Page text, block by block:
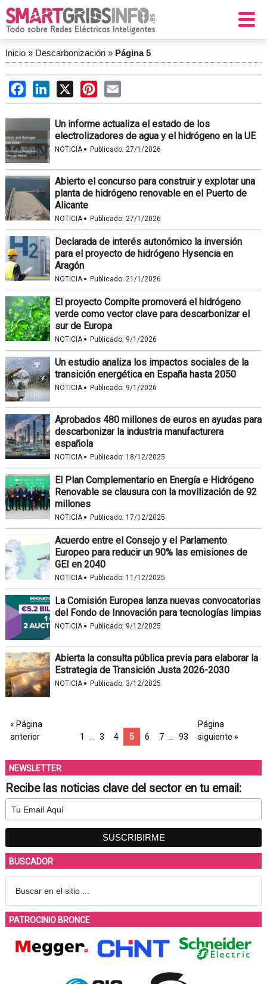
Inicio» Descarbonización» Página 5
FacebookLinkedIn
X PinterestEmail
Un informe actualiza el estado de los
electrolizadores de agua y el hidrógeno en la UE
NOTICIA· Publicado: 27/1/2026
Abierto el concurso para construir y explotar una
planta de hidrógeno renovable en el Puerto de
Alicante
NOTICIA· Publicado: 27/1/2026
Declarada de interés autonómico la inversión
para el proyecto de hidrógeno Hysencia en
Aragón
NOTICIA· Publicado: 21/1/2026
El proyecto Compite promoverá el hidrógeno
verde como vector clave para descarbonizar el
sur de Europa
NOTICIA· Publicado: 9/1/2026
Un estudio analiza los impactos sociales de la
transición energética en España hasta 2050
NOTICIA· Publicado: 9/1/2026
Aprobados 480 millones de euros en ayudas para
descarbonizar la industria manufacturera
española
NOTICIA· Publicado: 18/12/2025
El Plan Complementario en Energía e Hidrógeno
Renovable se clausura con la movilización de 92
millones
NOTICIA· Publicado: 17/12/2025
Acuerdo entre el Consejo y el Parlamento
Europeo para reducir un 90% las emisiones de
GEI en 2040
NOTICIA· Publicado: 11/12/2025
La Comisión Europea lanza nuevas convocatorias
del Fondo de Innovación para tecnologías limpias
NOTICIA· Publicado: 9/12/2025
Abierta la consulta pública previa para elaborar la
Estrategia de Transición Justa 2026-2030
NOTICIA· Publicado: 3/12/2025
« Página
anterior
1 3 4 5 6 7 93
Página
siguiente »
NEWSLETTER
Recibe las noticias clave del sector en tu email:
BUSCADOR
PATROCINIO BRONCE